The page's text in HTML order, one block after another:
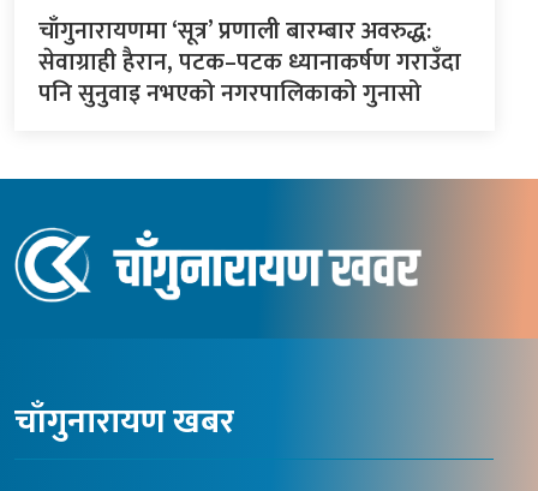
चाँगुनारायणमा ‘सूत्र’ प्रणाली बारम्बार अवरुद्ध:
सेवाग्राही हैरान, पटक–पटक ध्यानाकर्षण गराउँदा
पनि सुनुवाइ नभएको नगरपालिकाको गुनासो
चाँगुनारायण खबर